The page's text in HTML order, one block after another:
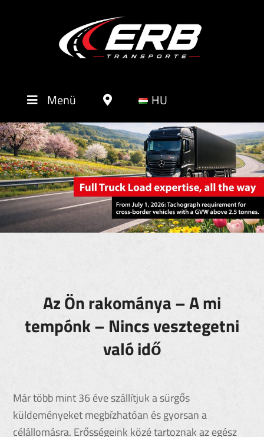
Menü HU
Az Ön rakománya – A mi
tempónk – Nincs vesztegetni
való idő
Már több mint 36 éve szállítjuk a sürgős
küldeményeket megbízhatóan és gyorsan a
célállomásra. Erősségeink közé tartoznak az egész